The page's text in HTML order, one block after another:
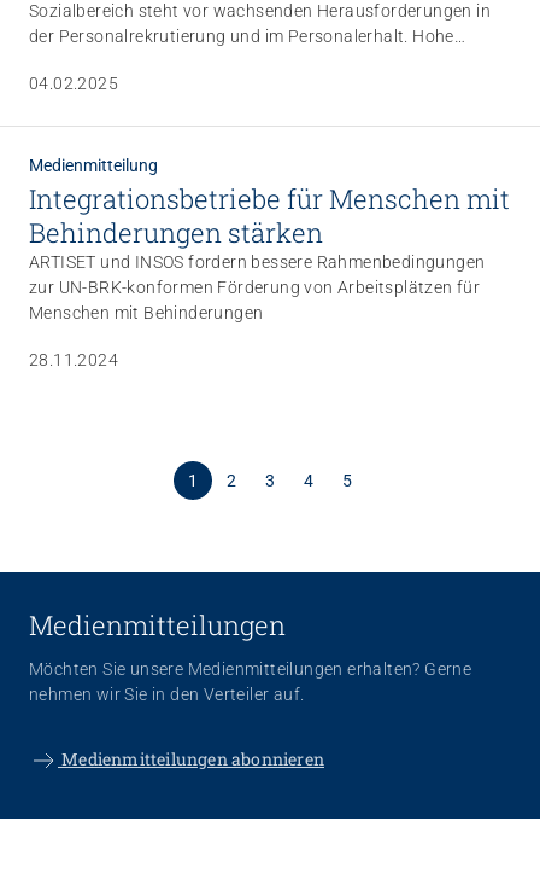
Sozialbereich steht vor wachsenden Herausforderungen in
der Personalrekrutierung und im Personalerhalt. Hohe
Anforderungen erschweren die Fachkräftesicherung. Da
04.02.2025
Medienmitteilung
Integrations­betriebe für Menschen mit
Be­hinderungen stärken
ARTISET und INSOS fordern bessere Rahmenbedingungen
zur UN-BRK-konformen Förderung von Arbeitsplätzen für
Menschen mit Behinderungen
28.11.2024
1 2 3 4 5
Medienmitteilungen
Möchten Sie unsere Medienmitteilungen erhalten? Gerne
nehmen wir Sie in den Verteiler auf.
Medienmitteilungen abonnieren